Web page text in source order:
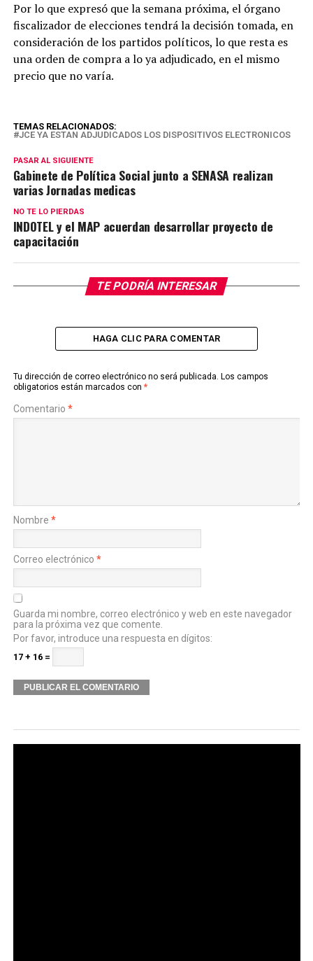
Por lo que expresó que la semana próxima, el órgano
fiscalizador de elecciones tendrá la decisión tomada, en
consideración de los partidos políticos, lo que resta es
una orden de compra a lo ya adjudicado, en el mismo
precio que no varía.
TEMAS RELACIONADOS:
JCE YA ESTAN ADJUDICADOS LOS DISPOSITIVOS ELECTRONICOS
PASAR AL SIGUIENTE
Gabinete de Política Social junto a SENASA realizan
varias Jornadas medicas
NO TE LO PIERDAS
INDOTEL y el MAP acuerdan desarrollar proyecto de
capacitación
TE PODRÍA INTERESAR
HAGA CLIC PARA COMENTAR
Tu dirección de correo electrónico no será publicada. Los campos
obligatorios están marcados con *
Comentario *
Nombre *
Correo electrónico *
Guarda mi nombre, correo electrónico y web en este navegador
para la próxima vez que comente.
Por favor, introduce una respuesta en dígitos:
17 + 16 =